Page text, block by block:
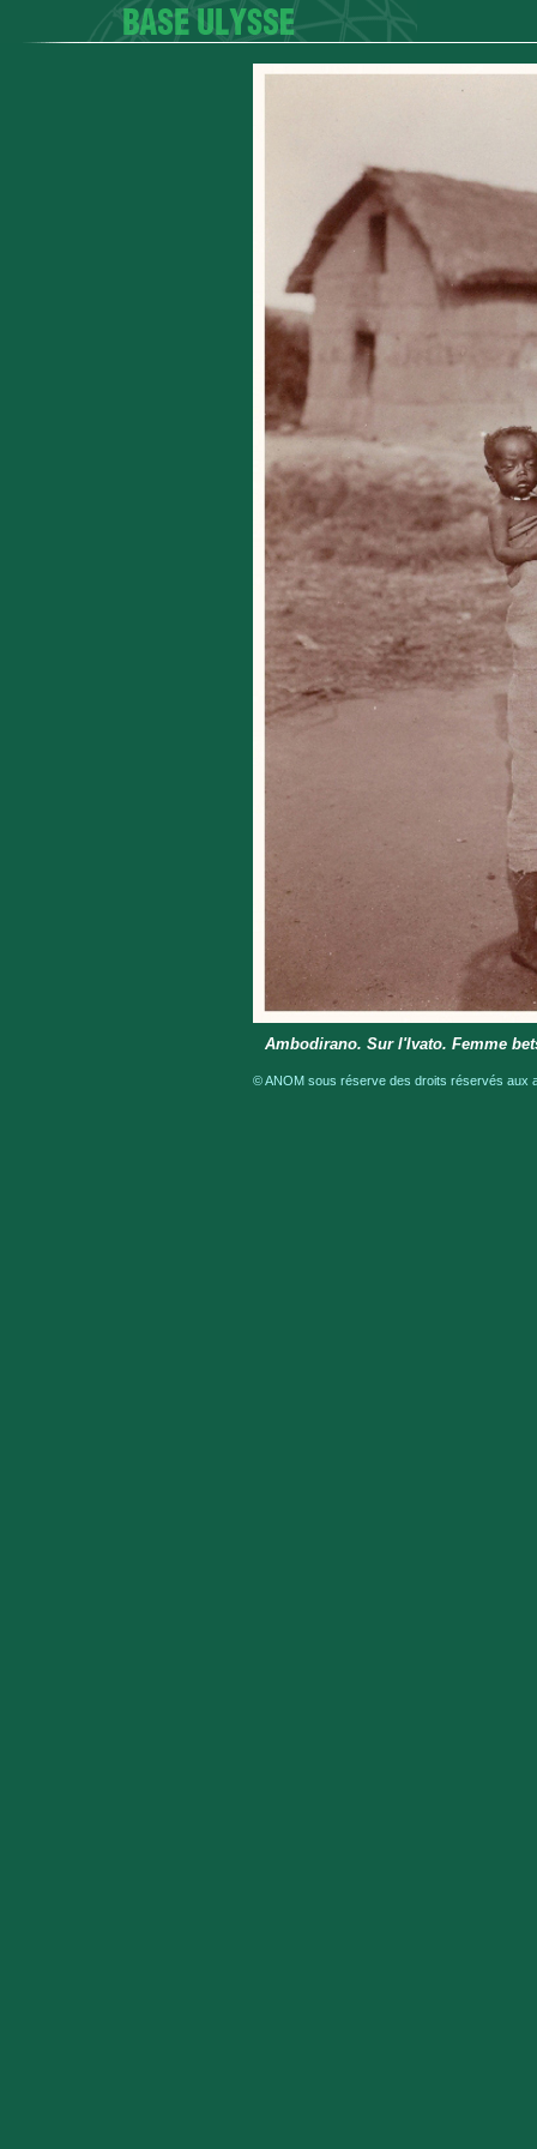
Ambodirano. Sur l'Ivato. Femme
© ANOM sous réserve des droits réservés aux